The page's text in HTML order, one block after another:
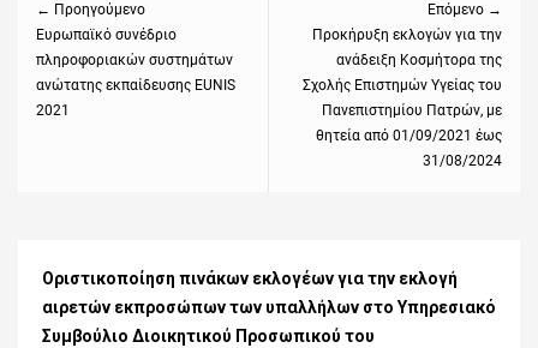
← Προηγούμενο
Previous
post:
Ευρωπαϊκό συνέδριο
πληροφοριακών συστημάτων
ανώτατης εκπαίδευσης EUNIS
2021
Επόμενο →
NextΠροκήρυξη εκλογών για την
ανάδειξη Κοσμήτορα της
Σχολής Επιστημών Υγείας του
Πανεπιστημίου Πατρών, με
θητεία από 01/09/2021 έως
31/08/2024
Οριστικοποίηση πινάκων εκλογέων για την εκλογή
αιρετών εκπροσώπων των υπαλλήλων στο Υπηρεσιακό
Συμβούλιο Διοικητικού Προσωπικού του